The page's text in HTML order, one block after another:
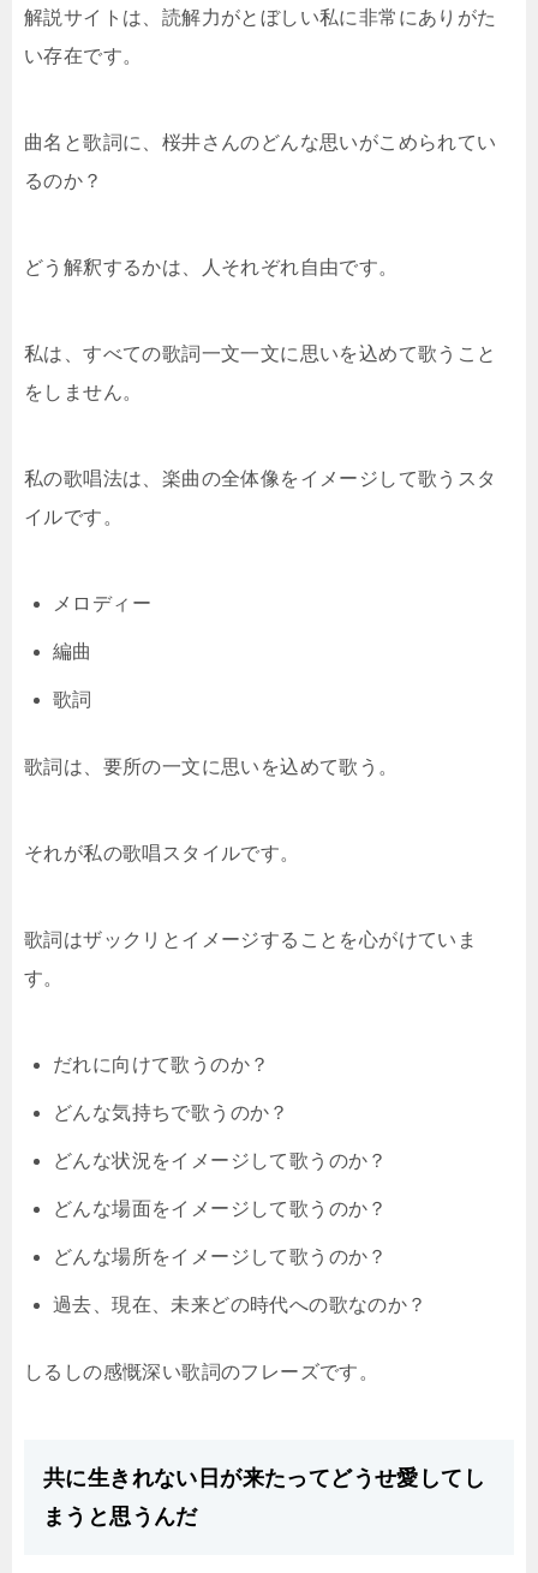
解説サイトは、読解力がとぼしい私に非常にありがた
い存在です。
曲名と歌詞に、桜井さんのどんな思いがこめられてい
るのか？
どう解釈するかは、人それぞれ自由です。
私は、すべての歌詞一文一文に思いを込めて歌うこと
をしません。
私の歌唱法は、楽曲の全体像をイメージして歌うスタ
イルです。
メロディー
編曲
歌詞
歌詞は、要所の一文に思いを込めて歌う。
それが私の歌唱スタイルです。
歌詞はザックリとイメージすることを心がけていま
す。
だれに向けて歌うのか？
どんな気持ちで歌うのか？
どんな状況をイメージして歌うのか？
どんな場面をイメージして歌うのか？
どんな場所をイメージして歌うのか？
過去、現在、未来どの時代への歌なのか？
しるしの感慨深い歌詞のフレーズです。
共に生きれない日が来たってどうせ愛してし
まうと思うんだ